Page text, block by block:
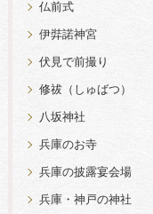
仏前式
伊弉諾神宮
伏見で前撮り
修祓（しゅばつ）
八坂神社
兵庫のお寺
兵庫の披露宴会場
兵庫・神戸の神社